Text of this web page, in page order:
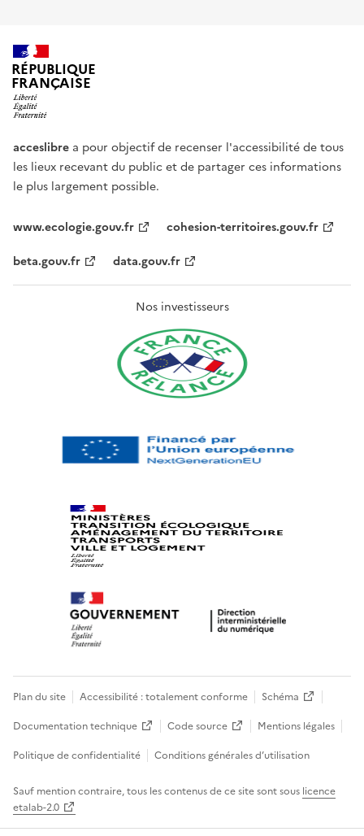
RÉPUBLIQUE
FRANÇAISE
acceslibre a pour objectif de recenser l'accessibilité de tous
les lieux recevant du public et de partager ces informations
le plus largement possible.
www.ecologie.gouv.fr
cohesion-territoires.gouv.fr
beta.gouv.fr
data.gouv.fr
Nos investisseurs
Plan du site Accessibilité : totalement conforme
Schéma
Documentation technique
Code source
Mentions légales
Politique de confidentialité
Conditions générales d’utilisation
Sauf mention contraire, tous les contenus de ce site sont sous licence
etalab-2.0